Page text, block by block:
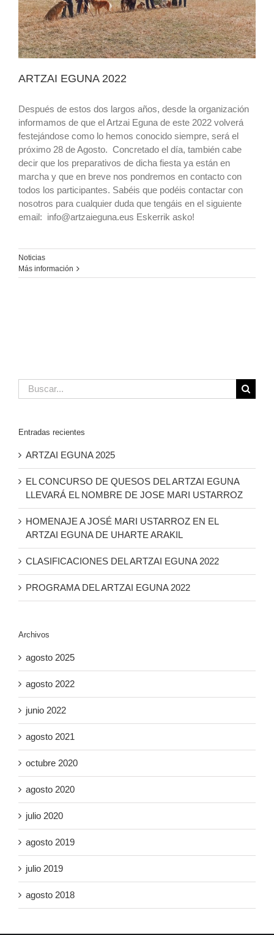
ARTZAI EGUNA 2022
Después de estos dos largos años, desde la organización
informamos de que el Artzai Eguna de este 2022 volverá
festejándose como lo hemos conocido siempre, será el
próximo 28 de Agosto. Concretado el día, también cabe
decir que los preparativos de dicha fiesta ya están en
marcha y que en breve nos pondremos en contacto con
todos los participantes. Sabéis que podéis contactar con
nosotros para cualquier duda que tengáis en el siguiente
email: info@artzaieguna.eus Eskerrik asko!
Noticias
Más información
Buscar:
Entradas recientes
ARTZAI EGUNA 2025
EL CONCURSO DE QUESOS DEL ARTZAI EGUNA
LLEVARÁ EL NOMBRE DE JOSE MARI USTARROZ
HOMENAJE A JOSÉ MARI USTARROZ EN EL
ARTZAI EGUNA DE UHARTE ARAKIL
CLASIFICACIONES DEL ARTZAI EGUNA 2022
PROGRAMA DEL ARTZAI EGUNA 2022
Archivos
agosto 2025
agosto 2022
junio 2022
agosto 2021
octubre 2020
agosto 2020
julio 2020
agosto 2019
julio 2019
agosto 2018